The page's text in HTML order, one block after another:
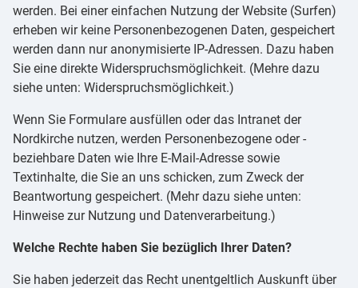
werden. Bei einer einfachen Nutzung der Website (Surfen)
erheben wir keine Personenbezogenen Daten, gespeichert
werden dann nur anonymisierte IP-Adressen. Dazu haben
Sie eine direkte Widerspruchsmöglichkeit. (Mehre dazu
siehe unten: Widerspruchsmöglichkeit.)
Wenn Sie Formulare ausfüllen oder das Intranet der
Nordkirche nutzen, werden Personenbezogene oder -
beziehbare Daten wie Ihre E-Mail-Adresse sowie
Textinhalte, die Sie an uns schicken, zum Zweck der
Beantwortung gespeichert. (Mehr dazu siehe unten:
Hinweise zur Nutzung und Datenverarbeitung.)
Welche Rechte haben Sie bezüglich Ihrer Daten?
Sie haben jederzeit das Recht unentgeltlich Auskunft über